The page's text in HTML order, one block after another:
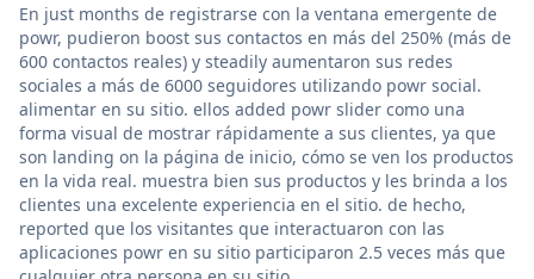
En just months de registrarse con la ventana emergente de
powr, pudieron boost sus contactos en más del 250% (más de
600 contactos reales) y steadily aumentaron sus redes
sociales a más de 6000 seguidores utilizando powr social.
alimentar en su sitio. ellos added powr slider como una
forma visual de mostrar rápidamente a sus clientes, ya que
son landing on la página de inicio, cómo se ven los productos
en la vida real. muestra bien sus productos y les brinda a los
clientes una excelente experiencia en el sitio. de hecho,
reported que los visitantes que interactuaron con las
aplicaciones powr en su sitio participaron 2.5 veces más que